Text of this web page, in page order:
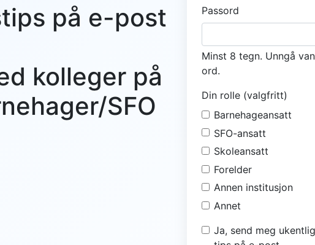
på e-post
kolleger på
SFO
Passord
Minst 8 tegn. Unngå
ord.
Din rolle (valgfritt)
Barnehageansatt
SFO-ansatt
Skoleansatt
Forelder
Annen institusjon
Annet
Ja, send meg